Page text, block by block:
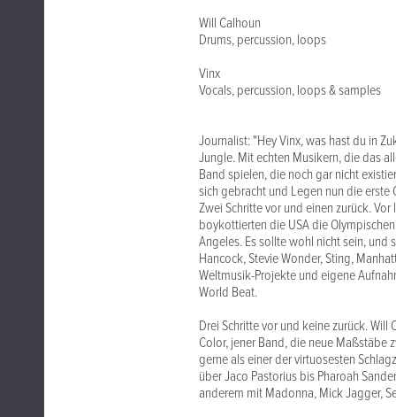
Will Calhoun
Drums, percussion, loops
Vinx
Vocals, percussion, loops & samples
Journalist: "Hey Vinx, was hast du in
Jungle. Mit echten Musikern, die das
Band spielen, die noch gar nicht
sich gebracht und Legen nun die erste
Zwei Schritte vor und einen zurück.
boykottierten die USA die
Angeles. Es sollte wohl nicht sein, und
Hancock, Stevie Wonder, Sting,
Weltmusik-Projekte und eigene
World Beat.
Drei Schritte vor und keine zurück.
Color, jener Band, die neue Maßstäbe
gerne als einer der virtuosesten
über Jaco Pastorius bis Pharoah
anderem mit Madonna, Mick Jagger,